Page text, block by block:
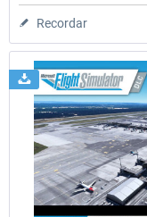
Recordar